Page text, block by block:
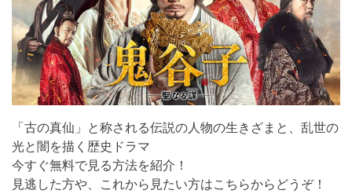
「古の真仙」と称される伝説の人物の生きざまと、乱世の
光と闇を描く歴史ドラマ
今すぐ無料で見る方法を紹介！
見逃した方や、これから見たい方はこちらからどうぞ！